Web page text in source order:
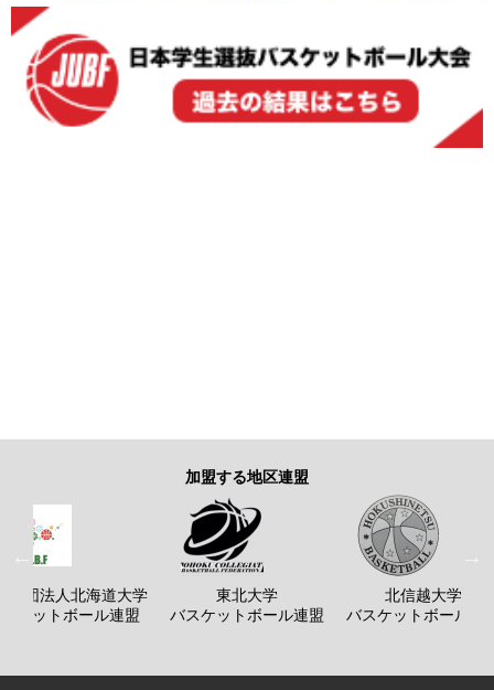
加盟する地区連盟
社団法人北海道大学
ケットボール連盟
東北大学
バスケットボール連盟
北信越大学
バスケットボール連